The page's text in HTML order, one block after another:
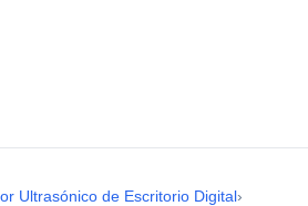
Ultrasónico de Escritorio Digital›